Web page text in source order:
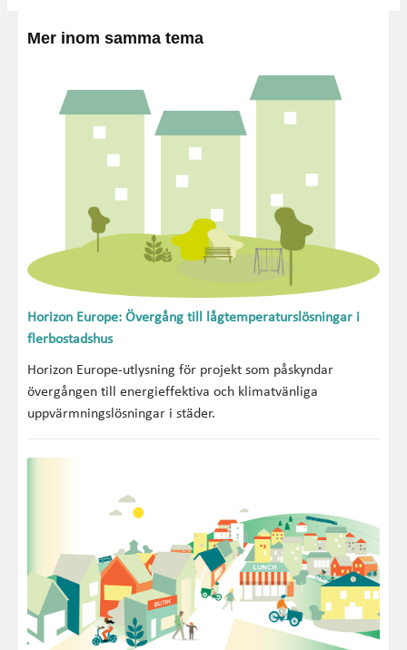
Mer inom samma tema
Horizon Europe: Övergång till lågtemperaturslösningar i
flerbostadshus
Horizon Europe-utlysning för projekt som påskyndar
övergången till energieffektiva och klimatvänliga
uppvärmningslösningar i städer.